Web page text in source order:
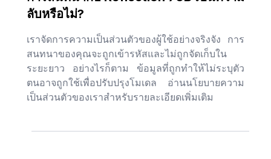
ลับหรือไม่?
เราจัดการความเป็นส่วนตัวของผู้ใช้อย่างจริงจัง การ
สนทนาของคุณจะถูกเข้ารหัสและไม่ถูกจัดเก็บใน
ระยะยาว อย่างไรก็ตาม ข้อมูลที่ถูกทำให้ไม่ระบุตัว
ตนอาจถูกใช้เพื่อปรับปรุงโมเดล อ่านนโยบายความ
เป็นส่วนตัวของเราสำหรับรายละเอียดเพิ่มเติม